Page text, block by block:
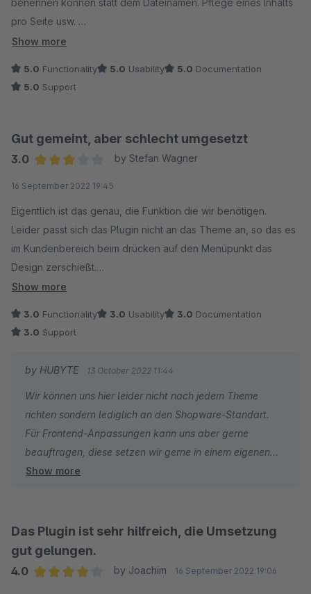
benennen können statt dem Dateinamen. Pflege eines Inhalts
pro Seite usw.
Es wurde alles rasch umgesetzt und als Update zur verfügung
empfehlen. :) Danke und weiter so.
Show more
5.0 Functionality 5.0 Usability 5.0 Documentation
5.0 Support
Gut gemeint, aber schlecht umgesetzt
3.0
by Stefan Wagner
16 September 2022 19:45
Eigentlich ist das genau, die Funktion die wir benötigen.
Leider passt sich das Plugin nicht an das Theme an, so das es
im Kundenbereich beim drücken auf den Menüpunkt das
Design zerschießt.
Außerdem gab es bislang keinerlei Updates.
Show more
3.0 Functionality 3.0 Usability 3.0 Documentation
3.0 Support
by HUBYTE 13 October 2022 11:44
Wir können uns hier leider nicht nach jedem Theme
richten sondern lediglich an den Shopware-Standart.
Für Frontend-Anpassungen kann uns aber gerne
beauftragen, diese setzen wir gerne in einem eigenen
und abgeleiteten Theme, Updatesicher um.
Show more
Das Plugin ist sehr hilfreich, die Umsetzung
gut gelungen.
4.0
by Joachim 16 September 2022 19:06